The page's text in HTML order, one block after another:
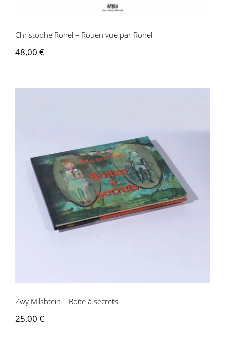
Christophe Ronel – Rouen vue par Ronel
48,00 €
Zwy Milshtein – Boîte à secrets
Zwy Milshtein – Boîte à secrets
25,00 €